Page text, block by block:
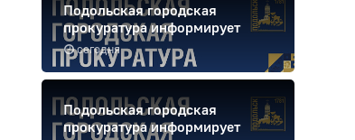
сегодня
Подольская городская
прокуратура информирует
Подольская городская
прокуратура информирует